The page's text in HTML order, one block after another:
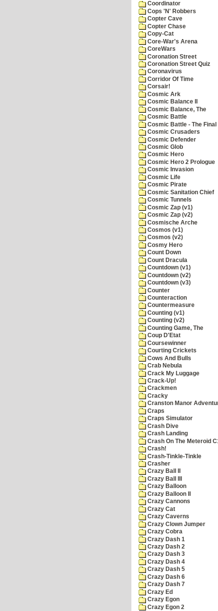
Coordinator
Cops 'N' Robbers
Copter Cave
Copter Chase
Copy-Cat
Core-War's Arena
CoreWars
Coronation Street
Coronation Street Quiz
Coronavirus
Corridor Of Time
Corsair!
Cosmic Ark
Cosmic Balance II
Cosmic Balance, The
Cosmic Battle
Cosmic Battle - The
Cosmic Crusaders
Cosmic Defender
Cosmic Glob
Cosmic Hero
Cosmic Hero 2 Prologue
Cosmic Invasion
Cosmic Life
Cosmic Pirate
Cosmic Sanitation Chief
Cosmic Tunnels
Cosmic Zap (v1)
Cosmic Zap (v2)
Cosmische Arche
Cosmos (v1)
Cosmos (v2)
Cosmy Hero
Count Down
Count Dracula
Countdown (v1)
Countdown (v2)
Countdown (v3)
Counter
Counteraction
Countermeasure
Counting (v1)
Counting (v2)
Counting Game, The
Coup D'Etat
Coursewinner
Courting Crickets
Cows And Bulls
Crab Nebula
Crack My Luggage
Crack-Up!
Crackmen
Cracky
Cranston Manor
Craps
Craps Simulator
Crash Dive
Crash Landing
Crash On The Meteroid
Crash!
Crash-Tinkle-Tinkle
Crasher
Crazy Ball II
Crazy Ball III
Crazy Balloon
Crazy Balloon II
Crazy Cannons
Crazy Cat
Crazy Caverns
Crazy Clown Jumper
Crazy Cobra
Crazy Dash 1
Crazy Dash 2
Crazy Dash 3
Crazy Dash 4
Crazy Dash 5
Crazy Dash 6
Crazy Dash 7
Crazy Ed
Crazy Egon
Crazy Egon 2